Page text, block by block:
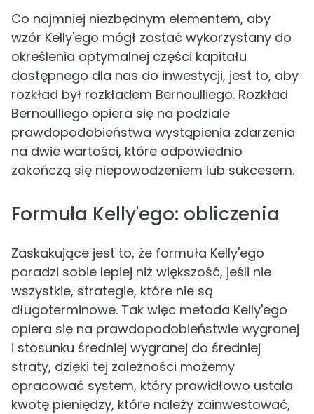
Co najmniej niezbędnym elementem, aby
wzór Kelly'ego mógł zostać wykorzystany do
określenia optymalnej części kapitału
dostępnego dla nas do inwestycji, jest to, aby
rozkład był rozkładem Bernoulliego. Rozkład
Bernoulliego opiera się na podziale
prawdopodobieństwa wystąpienia zdarzenia
na dwie wartości, które odpowiednio
zakończą się niepowodzeniem lub sukcesem.
Formuła Kelly'ego: obliczenia
Zaskakujące jest to, że formuła Kelly'ego
poradzi sobie lepiej niż większość, jeśli nie
wszystkie, strategie, które nie są
długoterminowe. Tak więc metoda Kelly'ego
opiera się na prawdopodobieństwie wygranej
i stosunku średniej wygranej do średniej
straty, dzięki tej zależności możemy
opracować system, który prawidłowo ustala
kwotę pieniędzy, które należy zainwestować,